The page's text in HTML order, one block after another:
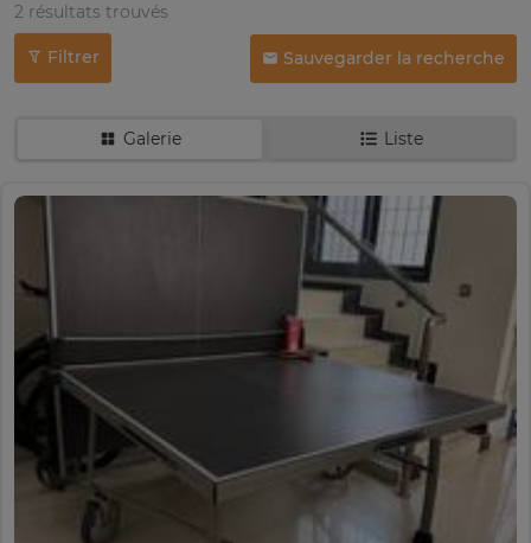
2 résultats trouvés
Filtrer Sauvegarder la recherche
Galerie Liste